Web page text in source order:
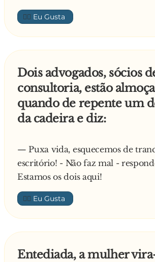
👍🏼
Dois advogados, sócios
consultoria, estão
quando de repente um
da cadeira e diz:
— Puxa vida, esquecemos de
escritório! - Não faz mal -
Estamos os dois aqui!
👍🏼
Entediada, a mulher